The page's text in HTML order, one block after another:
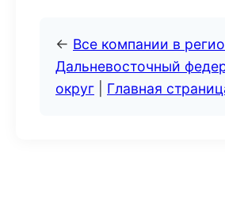
← Все компании в
Дальневосточный
округ
Главная